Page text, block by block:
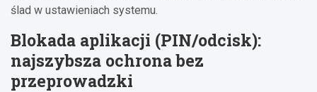
ślad w ustawieniach systemu.
Blokada aplikacji (PIN/odcisk):
najszybsza ochrona bez
przeprowadzki